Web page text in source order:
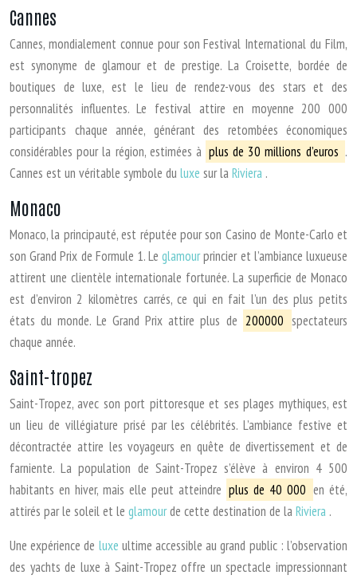
Cannes
Cannes, mondialement connue pour son Festival International du Film,
est synonyme de glamour et de prestige. La Croisette, bordée de
boutiques de luxe, est le lieu de rendez-vous des stars et des
personnalités influentes. Le festival attire en moyenne 200 000
participants chaque année, générant des retombées économiques
considérables pour la région, estimées à plus de 30 millions d’euros .
Cannes est un véritable symbole du luxe sur la Riviera .
Monaco
Monaco, la principauté, est réputée pour son Casino de Monte-Carlo et
son Grand Prix de Formule 1. Leglamourprincier et l’ambiance luxueuse
attirent une clientèle internationale fortunée. La superficie de Monaco
est d’environ 2 kilomètres carrés, ce qui en fait l’un des plus petits
états du monde. Le Grand Prix attire plus de 200000 spectateurs
chaque année.
Saint-tropez
Saint-Tropez, avec son port pittoresque et ses plages mythiques, est
un lieu de villégiature prisé par les célébrités. L’ambiance festive et
décontractée attire les voyageurs en quête de divertissement et de
farniente. La population de Saint-Tropez s’élève à environ 4 500
habitants en hiver, mais elle peut atteindre plus de 40 000 en été,
attirés par le soleil et le glamourde cette destination de la Riviera .
Une expérience de luxe ultime accessible au grand public : l’observation
des yachts de luxe à Saint-Tropez offre un spectacle impressionnant